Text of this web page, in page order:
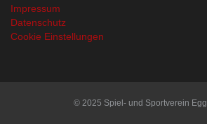
Impressum
Datenschutz
Cookie Einstellungen
© 2025 Spiel- und Sportverein